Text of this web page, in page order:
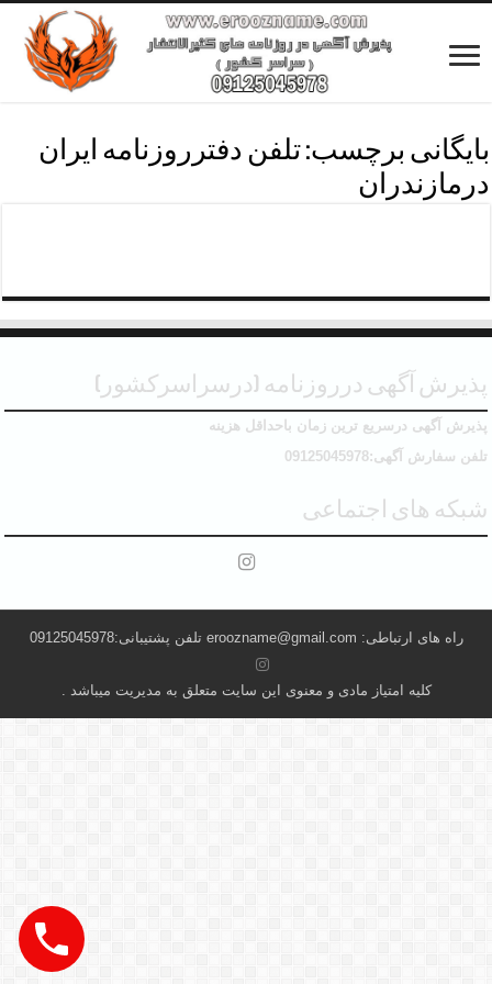
بایگانی برچسب:تلفن دفترروزنامه ایران
درمازندران
پذیرش آگهی درروزنامه (درسراسرکشور)
پذیرش آگهی درسریع ترین زمان باحداقل هزینه
تلفن سفارش آگهی:09125045978
شبکه های اجتماعی
راه های ارتباطی: eroozname@gmail.com تلفن پشتیبانی:09125045978
کلیه امتیاز مادی و معنوی این سایت متعلق به مدیریت میباشد .